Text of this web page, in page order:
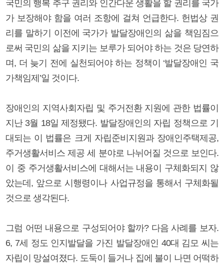
국민의 행복 추구 권리와 인간다운 생활을 할 권리를 국가
가 보장해야 함을 여러 조항에 걸쳐 언급한다. 헌법상 권
리를 말하기 이전에 국가가 발달장애인의 삶을 책임짐으
로써 국민의 삶을 지키는 보루가 되어야 하는 것은 당연하
며, 더 늦기 전에 실천되어야 하는 정책이 ‘발달장애인 국
가책임제’일 것이다.
장애인의 지역사회자립 및 주거전환 지원에 관한 법률이
지난 3월 18일 제정됐다. 발달장애인의 자립 정책으로 기
대되는 이 법률은 크게 자립준비지원과 장애인주택제공,
주거생활서비스 제공 세 분야로 나뉘어질 것으로 보인다.
이 중 주거생활서비스에 대해서는 내용이 구체화되지 않
았는데, 앞으로 시행령이나 사업규정을 통해서 구체화될
것으로 생각된다.
그럼 어떤 내용으로 구성되어야 할까? 다음 사례를 보자.
6, 7세 정도 인지발달을 가진 발달장애인 40대 김모 씨는
자립이 망설여졌다. 도둑이 들거나 집에 불이 나면 어떡하